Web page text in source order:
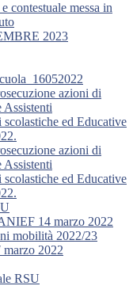
messa in
2023
azioni di
Assistenti
ed Educative
azioni di
Assistenti
ed Educative
14 marzo 2022
mobilità 2022/23
marzo 2022
RSU